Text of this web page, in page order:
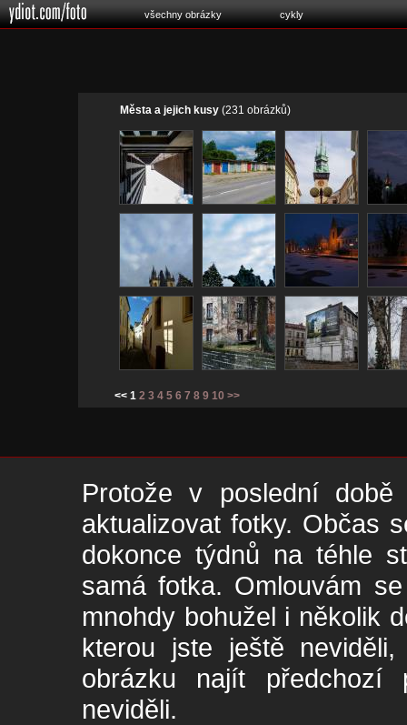
všechny obrázky cykly
Města a jejich kusy (231 obrázků)
<< 1 2 3 4 5 6 7 8 9 10 >>
Protože v poslední
aktualizovat fotky. Občas
dokonce týdnů na téhle
samá fotka. Omlouvám
mnohdy bohužel i několik
kterou jste ještě
obrázku najít
neviděli.